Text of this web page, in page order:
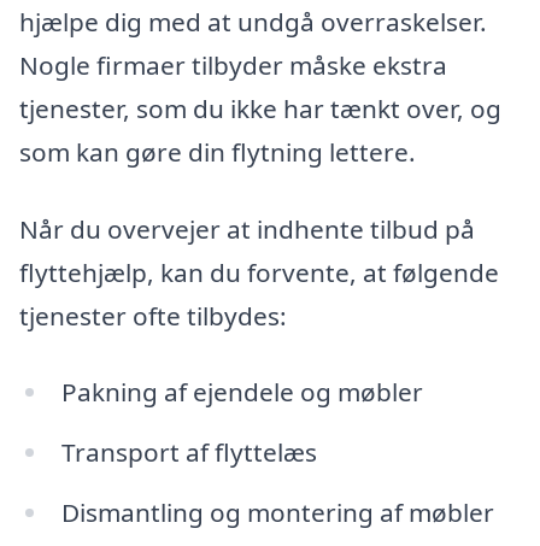
hjælpe dig med at undgå overraskelser.
Nogle firmaer tilbyder måske ekstra
tjenester, som du ikke har tænkt over, og
som kan gøre din flytning lettere.
Når du overvejer at indhente tilbud på
flyttehjælp, kan du forvente, at følgende
tjenester ofte tilbydes:
Pakning af ejendele og møbler
Transport af flyttelæs
Dismantling og montering af møbler